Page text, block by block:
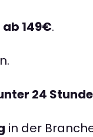
ab 149€.
24
in der